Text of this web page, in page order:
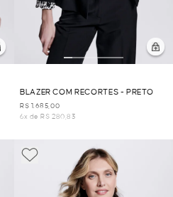
BLAZER COM RECORTES - PRETO
R$ 1.685,00
6x de R$ 280,83